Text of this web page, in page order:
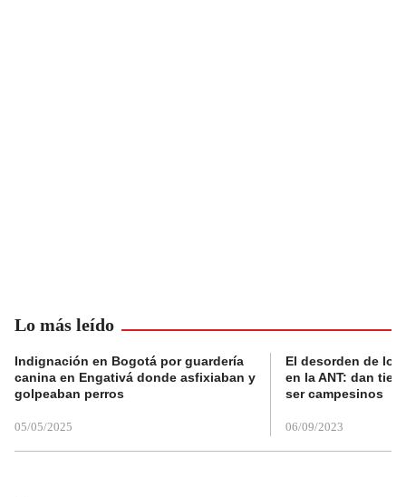
Lo más leído
Indignación en Bogotá por guardería
canina en Engativá donde asfixiaban y
golpeaban perros
05/05/2025
El desorden de
en la ANT: dan
ser campesinos
06/09/2023